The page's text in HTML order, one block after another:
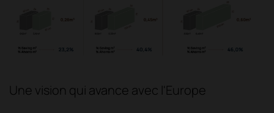
Une vision qui avance avec l'Europe